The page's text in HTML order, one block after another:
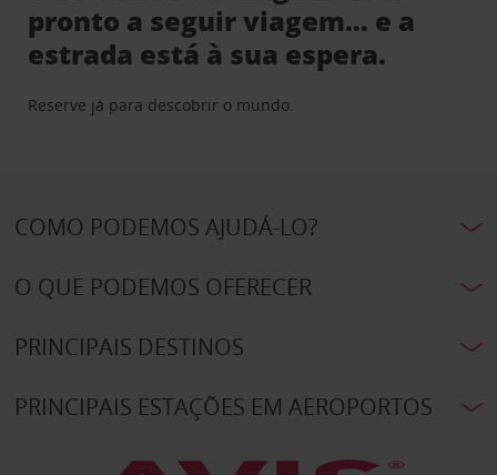
pronto a seguir viagem… e a
estrada está à sua espera.
Reserve já para descobrir o mundo.
COMO PODEMOS AJUDÁ-LO?
O QUE PODEMOS OFERECER
PRINCIPAIS DESTINOS
PRINCIPAIS ESTAÇÕES EM AEROPORTOS